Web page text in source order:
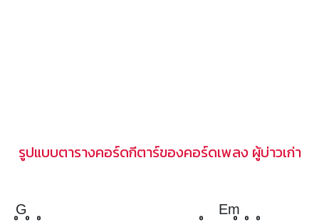
รูปแบบตารางคอร์ดกีตาร์ของคอร์ดเพลง ผู้บ่าวเก่า
G
o o o
Em
o o o o